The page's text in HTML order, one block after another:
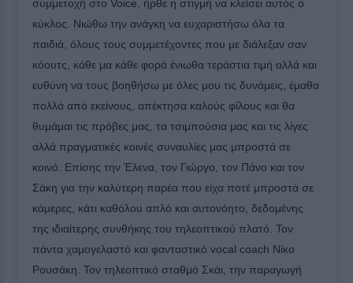
συμμετοχή στο Voice, ήρθε η στιγμή να κλείσει αυτός ο
κύκλος. Νιώθω την ανάγκη να ευχαριστήσω όλα τα
παιδιά, όλους τους συμμετέχοντες που με διάλεξαν σαν
κόουτς, κάθε μα κάθε φορά ένιωθα τεράστια τιμή αλλά και
ευθύνη να τους βοηθήσω με όλες μου τις δυνάμεις, έμαθα
πολλά από εκείνους, απέκτησα καλούς φίλους και θα
θυμάμαι τις πρόβες μας, τα τσιμπούσια μας και τις λίγες
αλλά πραγματικές κοινές συναυλίες μας μπροστά σε
κοινό. Επίσης την Έλενα, τον Γιώργο, τον Πάνο και τον
Σάκη για την καλύτερη παρέα που είχα ποτέ μπροστά σε
κάμερες, κάτι καθόλου απλό και αυτονόητο, δεδομένης
της ιδιαίτερης συνθήκης του τηλεοπτικού πλατό. Τον
πάντα χαμογελαστό και φανταστικό vocal coach Νίκο
Ρουσάκη. Τον τηλεοπτικό σταθμό Σκάι, την παραγωγή